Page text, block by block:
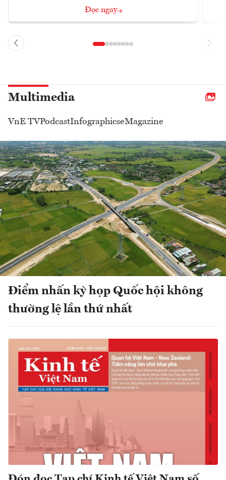
Đọc ngay
Multimedia
VnE TVPodcastInfographicseMagazine
Điểm nhấn kỳ họp Quốc hội không
thường lệ lần thứ nhất